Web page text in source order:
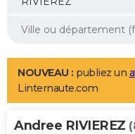
Mobiles
Meilleur smartphone
Internet
Ordinateurs
Jeux vidéo
Guide high-tech
Aménagement intérieur
LIFESTYLE
Art de vivre
Bien-être
Loisirs
Mode
Modes de vie
Alimentation
Guide de la santé
Maladies
Médicaments
Sommeil
VOYAGE
NOUVEAU : publiez un
Linternaute.com
Andree RIVIEREZ